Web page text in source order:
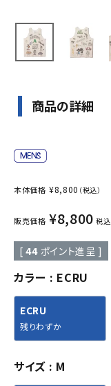
商品の詳細
本体価格 ¥8,800 （税込）
販売価格 ¥8,800 税込
[ 44 ポイント進呈 ]
カラー ECRU
ECRU
残りわずか
サイズ M